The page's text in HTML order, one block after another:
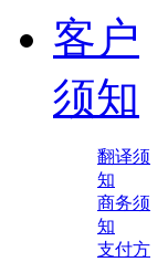
客户
须知
翻译须
知
商务须
知
支付方